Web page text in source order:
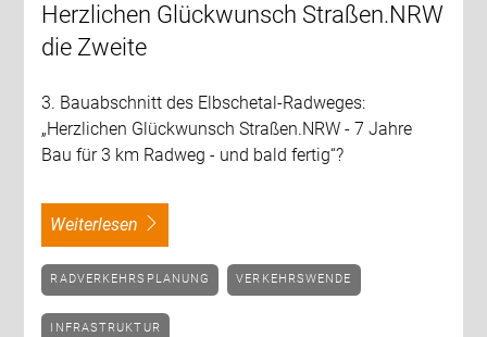
Herzlichen Glückwunsch Straßen.NRW
die Zweite
3. Bauabschnitt des Elbschetal-Radweges:
„Herzlichen Glückwunsch Straßen.NRW - 7 Jahre
Bau für 3 km Radweg - und bald fertig“?
weiterlesen
RADVERKEHRSPLANUNG VERKEHRSWENDE
INFRASTRUKTUR